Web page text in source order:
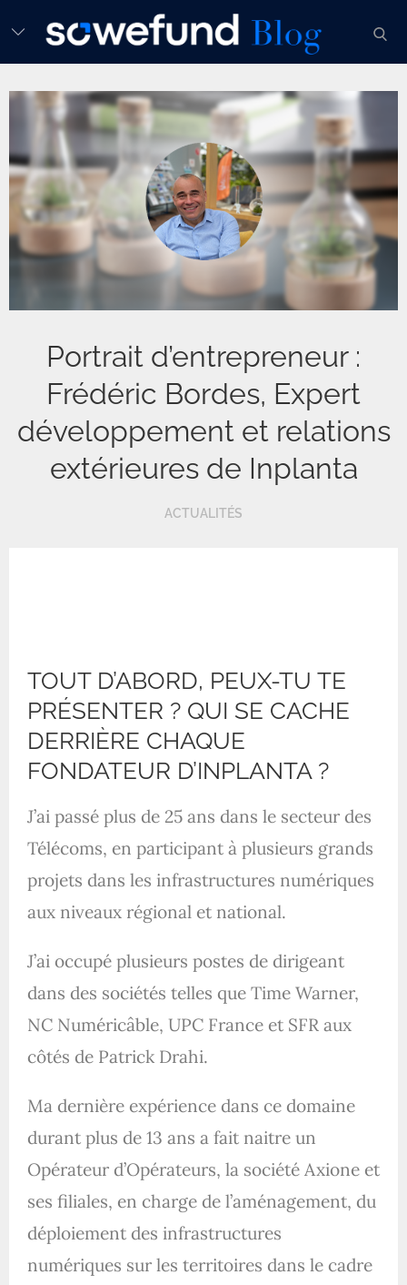
to
Portrait d’entrepreneur :
Frédéric Bordes, Expert
développement et relations
extérieures de Inplanta
ACTUALITÉS
TOUT D’ABORD, PEUX-TU TE
PRÉSENTER ? QUI SE CACHE
DERRIÈRE CHAQUE
FONDATEUR D’INPLANTA ?
J’ai passé plus de 25 ans dans le secteur des
Télécoms, en participant à plusieurs grands
projets dans les infrastructures numériques
aux niveaux régional et national.
J’ai occupé plusieurs postes de dirigeant
dans des sociétés telles que Time Warner,
NC Numéricâble, UPC France et SFR aux
côtés de Patrick Drahi.
Ma dernière expérience dans ce domaine
durant plus de 13 ans a fait naitre un
Opérateur d’Opérateurs, la société Axione et
ses filiales, en charge de l’aménagement, du
déploiement des infrastructures
numériques sur les territoires dans le cadre